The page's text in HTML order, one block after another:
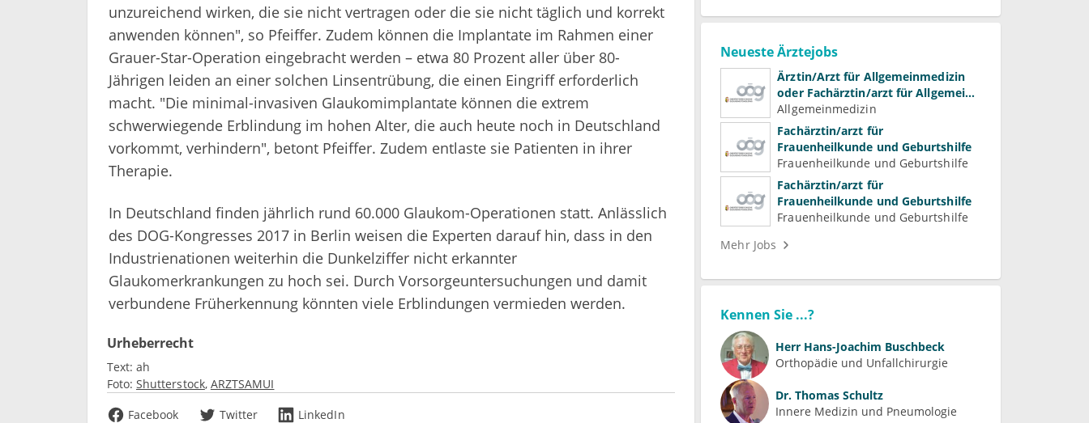
unzureichend wirken, die sie nicht vertragen oder die sie nicht täglich und korrekt
anwenden können", so Pfeiffer. Zudem können die Implantate im Rahmen einer
Grauer-Star-Operation eingebracht werden – etwa 80 Prozent aller über 80-
Jährigen leiden an einer solchen Linsentrübung, die einen Eingriff erforderlich
macht. "Die minimal-invasiven Glaukomimplantate können die extrem
schwerwiegende Erblindung im hohen Alter, die auch heute noch in Deutschland
vorkommt, verhindern", betont Pfeiffer. Zudem entlaste sie Patienten in ihrer
Therapie.
In Deutschland finden jährlich rund 60.000 Glaukom-Operationen statt. Anlässlich
des DOG-Kongresses 2017 in Berlin weisen die Experten darauf hin, dass in den
Industrienationen weiterhin die Dunkelziffer nicht erkannter
Glaukomerkrankungen zu hoch sei. Durch Vorsorgeuntersuchungen und damit
verbundene Früherkennung könnten viele Erblindungen vermieden werden.
Urheberrecht
Text: ah
Foto: Shutterstock ARZTSAMUI
Facebook
Twitter LinkedIn
Neueste Ärztejobs
Ärztin/Arzt für Allgemeinmedizin
oder Fachärztin/arzt für Allgemein-
und Familienmedizin für
Psychiatrie und
Psychotherapeutische Medizin
Allgemeinmedizin
Fachärztin/arzt für
Frauenheilkunde und Geburtshilfe
Frauenheilkunde und Geburtshilfe
Fachärztin/arzt für
Frauenheilkunde und Geburtshilfe
Frauenheilkunde und Geburtshilfe
Mehr Jobs
Kennen Sie ...?
Herr Hans-Joachim Buschbeck
Orthopädie und Unfallchirurgie
Dr. Thomas Schultz
Innere Medizin und Pneumologie